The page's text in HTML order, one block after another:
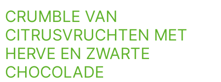
CRUMBLE VAN
CITRUSVRUCHTEN MET
HERVE EN ZWARTE
CHOCOLADE